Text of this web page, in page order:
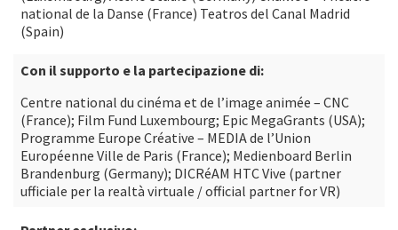
national de la Danse (France) Teatros del Canal Madrid
(Spain)
Con il supporto e la partecipazione di:
Centre national du cinéma et de l’image animée – CNC
(France); Film Fund Luxembourg; Epic MegaGrants (USA);
Programme Europe Créative – MEDIA de l’Union
Européenne Ville de Paris (France); Medienboard Berlin
Brandenburg (Germany); DICRéAM HTC Vive (partner
ufficiale per la realtà virtuale / official partner for VR)